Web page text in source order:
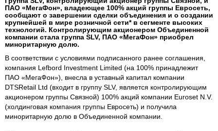
ПАО «МегаФон», владеющее 100% акций группы Евросеть,
сообщают о завершении сделки объединения и о создании
крупнейшей в мире розничной сети* в сегменте высоких
технологий. Контролирующим акционером Объединенной
компании стала группа SLV, ПАО «МегаФон» приобрел
миноритарную долю.
В соответствии с условиями подписанного ранее соглашения,
компания Lefbord Investment Limited (на 100% принадлежит
ПАО «МегаФон»), внесла в уставный капитал компании
DTSRetail Ltd (входит в группу SLV, является контролирующим
акционером группы Связной) 100% акций компании Euroset N.V.
(холдинговая компания группы Евросеть) и получила
миноритарную долю в Объединенной компании.